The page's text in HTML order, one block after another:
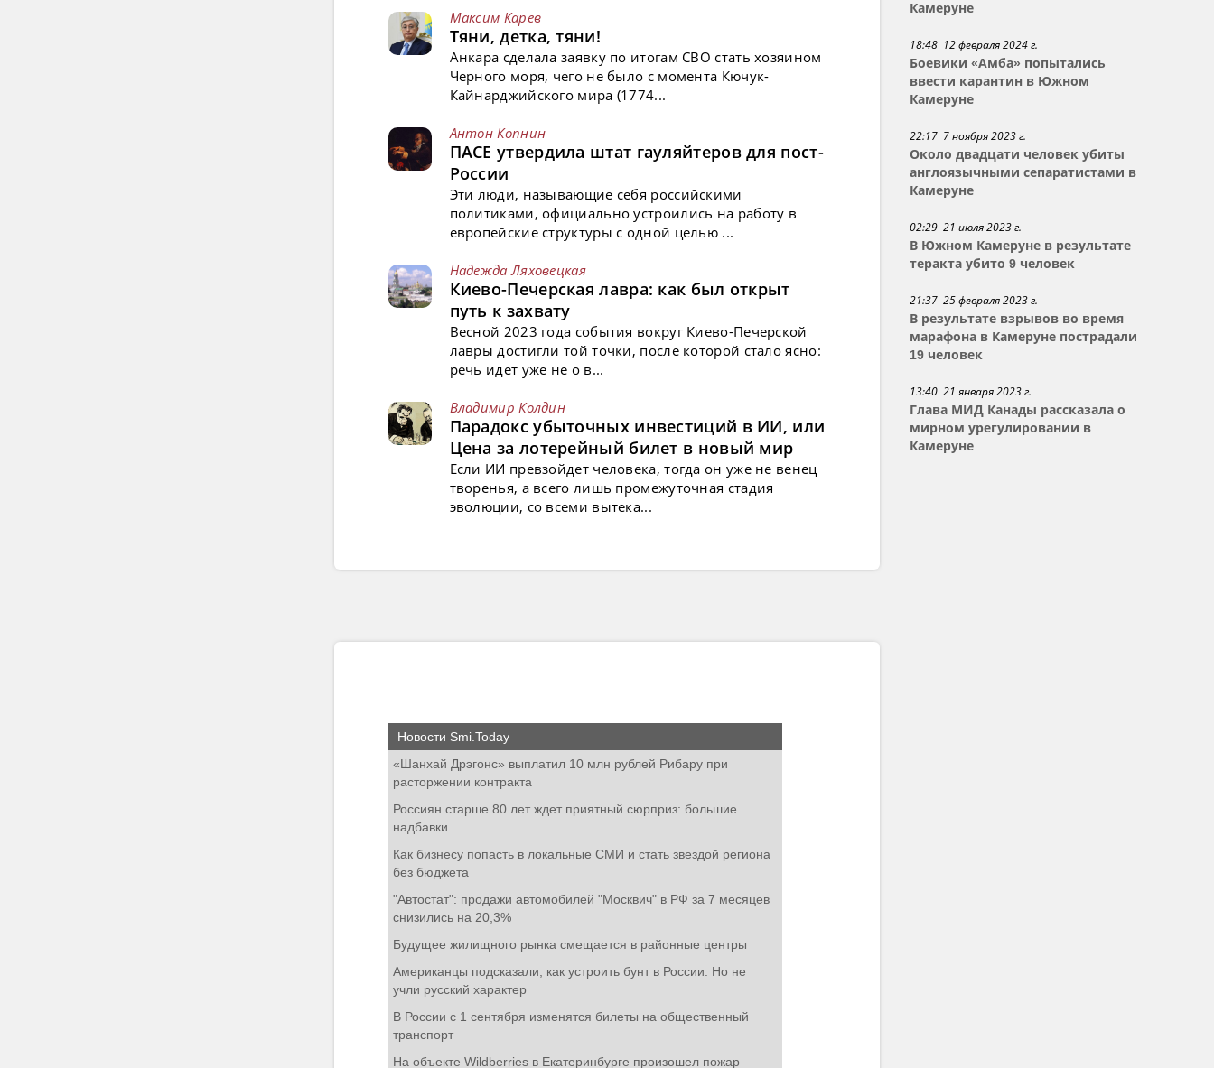
Камеруне
18:48 12 февраля 2024 г.
Боевики «Амба» попытались
ввести карантин в Южном
Камеруне
22:17 7 ноября 2023 г.
Около двадцати человек убиты
англоязычными сепаратистами в
Камеруне
02:29 21 июля 2023 г.
В Южном Камеруне в результате
теракта убито 9 человек
21:37 25 февраля 2023 г.
В результате взрывов во время
марафона в Камеруне пострадали
19 человек
13:40 21 января 2023 г.
Глава МИД Канады рассказала о
мирном урегулировании в
Камеруне
Максим Карев
Тяни, детка, тяни!
Анкара сделала заявку по итогам СВО стать хозяином
Черного моря, чего не было с момента Кючук-
Кайнарджийского мира (1774...
Антон Копнин
ПАСЕ утвердила штат гауляйтеров для пост-
России
Эти люди, называющие себя российскими
политиками, официально устроились на работу в
европейские структуры с одной целью ...
Надежда Ляховецкая
Киево-Печерская лавра: как был открыт
путь к захвату
Весной 2023 года события вокруг Киево-Печерской
лавры достигли той точки, после которой стало ясно:
речь идет уже не о в...
Владимир Колдин
Парадокс убыточных инвестиций в ИИ, или
Цена за лотерейный билет в новый мир
Если ИИ превзойдет человека, тогда он уже не венец
творенья, а всего лишь промежуточная стадия
эволюции, со всеми вытека...